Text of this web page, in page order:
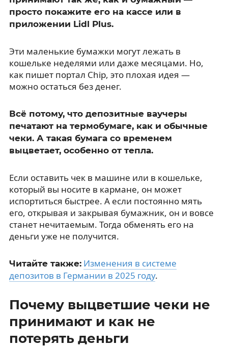
просто покажите его на кассе или в
приложении Lidl Plus.
Эти маленькие бумажки могут лежать в
кошельке неделями или даже месяцами. Но,
как пишет портал Chip, это плохая идея —
можно остаться без денег.
Всё потому, что депозитные ваучеры
печатают на термобумаге, как и обычные
чеки. А такая бумага со временем
выцветает, особенно от тепла.
Если оставить чек в машине или в кошельке,
который вы носите в кармане, он может
испортиться быстрее. А если постоянно мять
его, открывая и закрывая бумажник, он и вовсе
станет нечитаемым. Тогда обменять его на
деньги уже не получится.
Читайте также: Изменения в системе
депозитов в Германии в 2025 году.
Почему выцветшие чеки не
принимают и как не
потерять деньги